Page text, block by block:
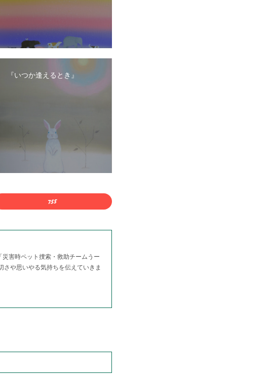
『いつか逢えるとき』
害時ペット捜索・救助チームうー
や思いやる気持ちを伝えていきま